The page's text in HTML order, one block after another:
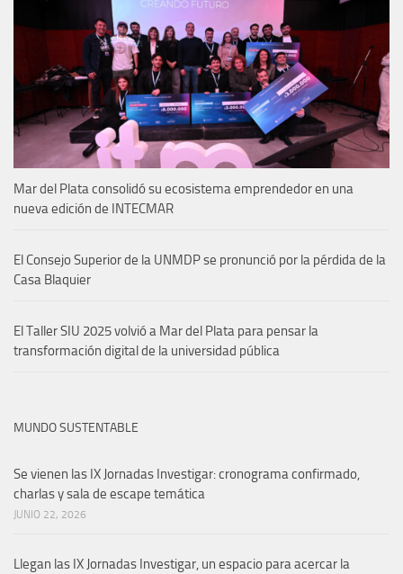
Mar del Plata consolidó su ecosistema emprendedor en una
nueva edición de INTECMAR
El Consejo Superior de la UNMDP se pronunció por la pérdida de la
Casa Blaquier
El Taller SIU 2025 volvió a Mar del Plata para pensar la
transformación digital de la universidad pública
MUNDO SUSTENTABLE
Se vienen las IX Jornadas Investigar: cronograma confirmado,
charlas y sala de escape temática
JUNIO 22, 2026
Llegan las IX Jornadas Investigar, un espacio para acercar la